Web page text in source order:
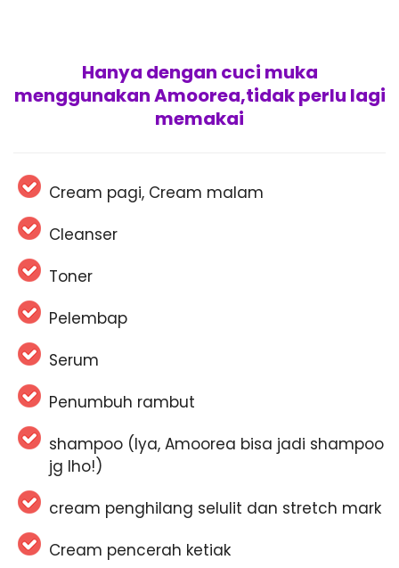
Hanya dengan cuci muka
menggunakan Amoorea,tidak perlu lagi
memakai
Cream pagi, Cream malam
Cleanser
Toner
Pelembap
Serum
Penumbuh rambut
shampoo (Iya, Amoorea bisa jadi shampoo
jg lho!)
cream penghilang selulit dan stretch mark
Cream pencerah ketiak